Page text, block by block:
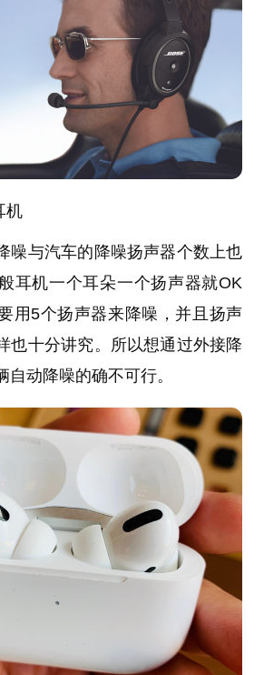
机
噪与汽车的降噪扬声器个数上也
耳机一个耳朵一个扬声器就OK
用5个扬声器来降噪，并且扬声
也十分讲究。所以想通过外接降
自动降噪的确不可行。